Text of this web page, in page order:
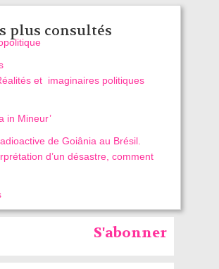
plus consultés
et imaginaires politiques
in Mineur’
de Goiânia au Brésil.
d’un désastre, comment
S'abonner